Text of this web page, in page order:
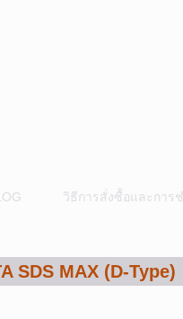
วิธีการสั่งซื้อและการช
SDS MAX (D-Type)